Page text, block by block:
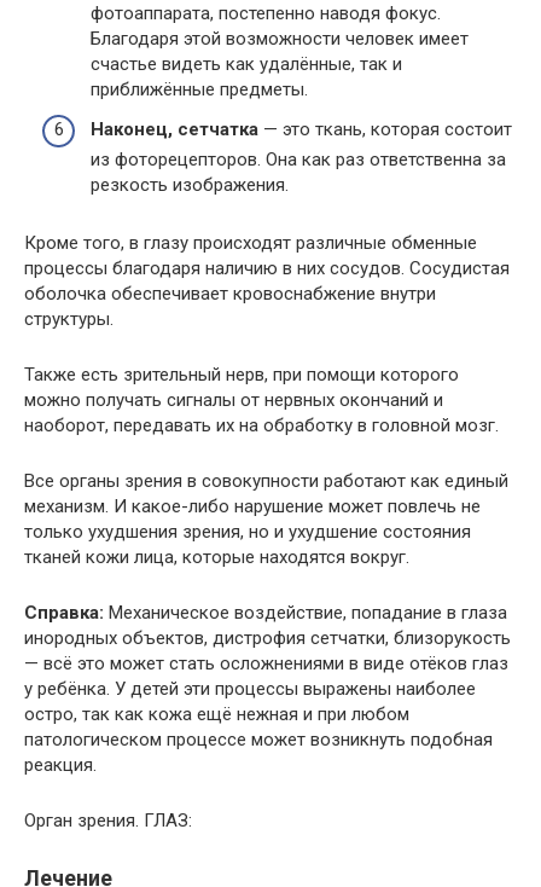
фотоаппарата, постепенно наводя фокус.
Благодаря этой возможности человек имеет
счастье видеть как удалённые, так и
приближённые предметы.
Наконец, сетчатка — это ткань, которая состоит
из фоторецепторов. Она как раз ответственна за
резкость изображения.
Кроме того, в глазу происходят различные обменные
процессы благодаря наличию в них сосудов. Сосудистая
оболочка обеспечивает кровоснабжение внутри
структуры.
Также есть зрительный нерв, при помощи которого
можно получать сигналы от нервных окончаний и
наоборот, передавать их на обработку в головной мозг.
Все органы зрения в совокупности работают как единый
механизм. И какое-либо нарушение может повлечь не
только ухудшения зрения, но и ухудшение состояния
тканей кожи лица, которые находятся вокруг.
Справка: Механическое воздействие, попадание в глаза
инородных объектов, дистрофия сетчатки, близорукость
— всё это может стать осложнениями в виде отёков глаз
у ребёнка. У детей эти процессы выражены наиболее
остро, так как кожа ещё нежная и при любом
патологическом процессе может возникнуть подобная
реакция.
Орган зрения. ГЛАЗ:
Лечение